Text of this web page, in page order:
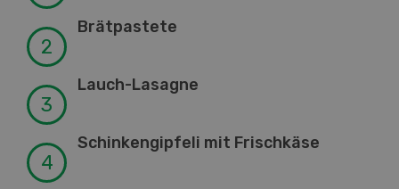
Brätpastete
Lauch-Lasagne
Schinkengipfeli mit Frischkäse